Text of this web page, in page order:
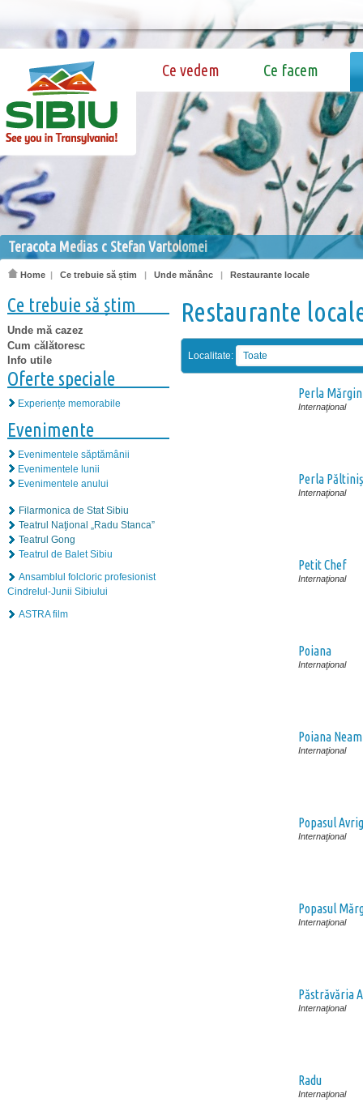
Ce vedem Ce facem
Teracota Medias c Stefan Vartolomei
Home | Ce trebuie să știm | Unde mănânc | Restaurante locale
Ce trebuie să știm
Unde mă cazez
Cum călătoresc
Info utile
Oferte speciale
Experiențe memorabile
Evenimente
Evenimentele săptămânii
Evenimentele lunii
Evenimentele anului
Filarmonica de Stat Sibiu
Teatrul Naţional „Radu Stanca”
Teatrul Gong
Teatrul de Balet Sibiu
Ansamblul folcloric profesionist
Cindrelul-Junii Sibiului
ASTRA film
Restaurante
Localitate: Toate
Perla
Internaţional
Perla
Internaţional
Petit Chef
Internaţional
Poiana
Internaţional
Poiana
Internaţional
Popasul Avrig
Internaţional
Popasul
Internaţional
Păstrăvăria
Internaţional
Radu
Internaţional